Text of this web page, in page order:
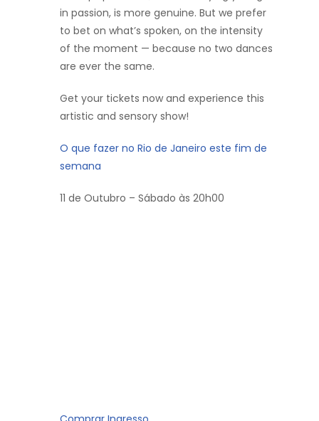
in passion, is more genuine. But we prefer
to bet on what’s spoken, on the intensity
of the moment — because no two dances
are ever the same.
Get your tickets now and experience this
artistic and sensory show!
O que fazer no Rio de Janeiro este fim de
semana
11 de Outubro – Sábado às 20h00